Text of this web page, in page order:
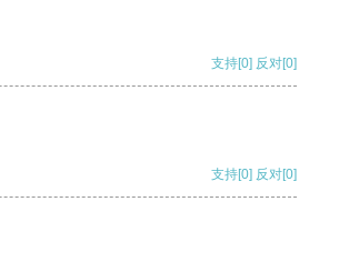
支持[0] 反对[0]
支持[0] 反对[0]